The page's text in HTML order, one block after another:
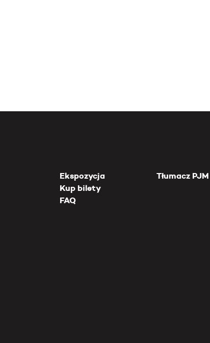
Ekspozycja
Kup bilety
FAQ
Tłumacz PJM